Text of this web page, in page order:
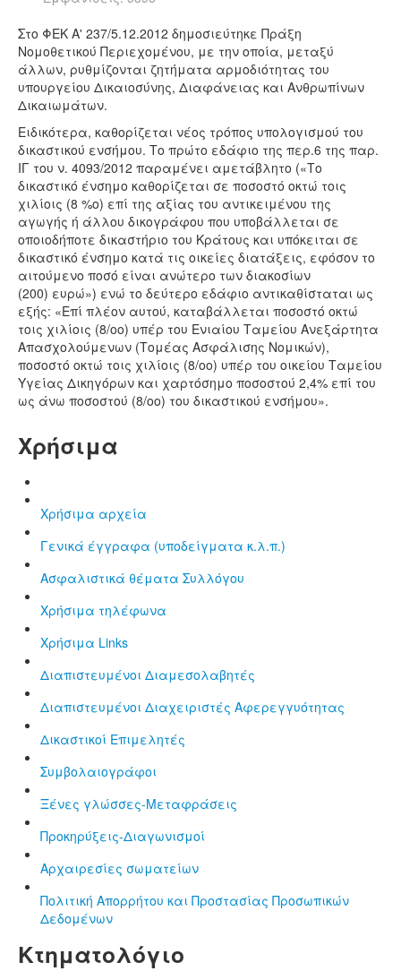
Στο ΦΕΚ Α' 237/5.12.2012 δημοσιεύτηκε Πράξη
Νομοθετικού Περιεχομένου, με την οποία, μεταξύ
άλλων, ρυθμίζονται ζητήματα αρμοδιότητας του
υπουργείου Δικαιοσύνης, Διαφάνειας και Ανθρωπίνων
Δικαιωμάτων.
Ειδικότερα, καθορίζεται νέος τρόπος υπολογισμού του
δικαστικού ενσήμου. Το πρώτο εδάφιο της περ.6 της παρ.
ΙΓ του ν. 4093/2012 παραμένει αμετάβλητο («Το
δικαστικό ένσημο καθορίζεται σε ποσοστό οκτώ τοις
χιλίοις (8 %ο) επί της αξίας του αντικειμένου της
αγωγής ή άλλου δικογράφου που υποβάλλεται σε
οποιοδήποτε δικαστήριο του Κράτους και υπόκειται σε
δικαστικό ένσημο κατά τις οικείες διατάξεις, εφόσον το
αιτούμενο ποσό είναι ανώτερο των διακοσίων
(200) ευρώ») ενώ το δεύτερο εδάφιο αντικαθίσταται ως
εξής: «Επί πλέον αυτού, καταβάλλεται ποσοστό οκτώ
τοις χιλίοις (8/οο) υπέρ του Ενιαίου Ταμείου Ανεξάρτητα
Απασχολούμενων (Τομέας Ασφάλισης Νομικών),
ποσοστό οκτώ τοις χιλίοις (8/οο) υπέρ του οικείου Ταμείου
Υγείας Δικηγόρων και χαρτόσημο ποσοστού 2,4% επί του
ως άνω ποσοστού (8/οο) του δικαστικού ενσήμου».
Χρήσιμα
Χρήσιμα αρχεία
Γενικά έγγραφα (υποδείγματα κ.λ.π.)
Aσφαλιστικά θέματα Συλλόγου
Χρήσιμα τηλέφωνα
Χρήσιμα Links
Διαπιστευμένοι Διαμεσολαβητές
Διαπιστευμένοι Διαχειριστές Αφερεγγυότητας
Δικαστικοί Επιμελητές
Συμβολαιογράφοι
Ξένες γλώσσες-Μεταφράσεις
Προκηρύξεις-Διαγωνισμοί
Αρχαιρεσίες σωματείων
Πολιτική Απορρήτου και Προστασίας Προσωπικών
Δεδομένων
Κτηματολόγιο